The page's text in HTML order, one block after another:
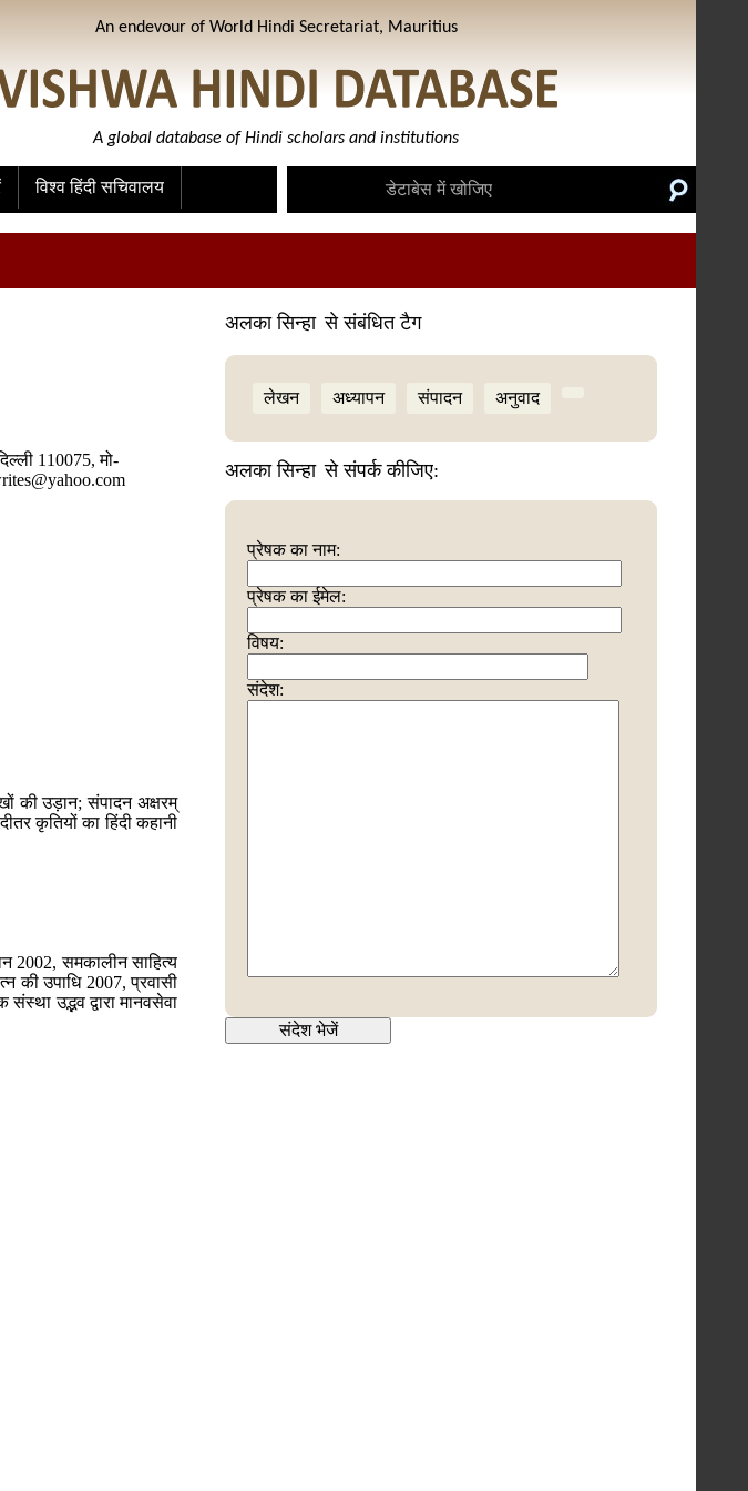
An endevour of World Hindi Secretariat, Mauritius
A global database of Hindi scholars and institutions
विश्व हिंदी सचिवालय
110075, मो-
अलका सिन्हा से संबंधित टैग
लेखन अध्यापन संपादन अनुवाद
अलका सिन्हा से संपर्क कीजिए:
प्रेषक का नाम:
प्रेषक का ईमेल:
विषय:
संदेश:
की उड़ान; संपादन अक्षरम्
कृतियों का हिंदी कहानी
2002, समकालीन साहित्य
की उपाधि 2007, प्रवासी
उद्भव द्वारा मानवसेवा